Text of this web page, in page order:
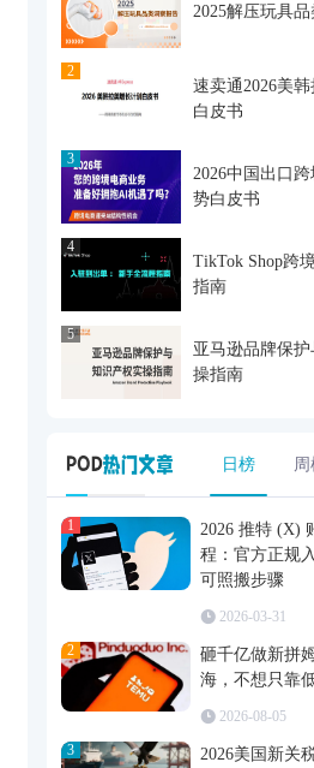
2025解压玩具
2
速卖通2026美
白皮书
3
2026中国出口
势白皮书
4
TikTok Shop跨
指南
5
亚马逊品牌保
操指南
日榜
1
2026 推特 (X)
程：官方正规
可照搬步骤
2026-03-31
2
砸千亿做新拼
海，不想只靠
2026-08-05
3
2026美国新关